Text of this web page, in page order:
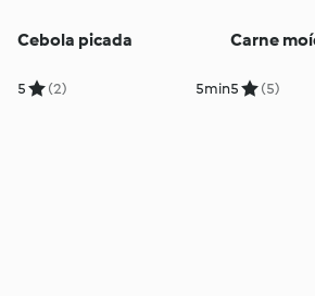
Cebola picada
5 (2) 5min
Carne
5 (5)